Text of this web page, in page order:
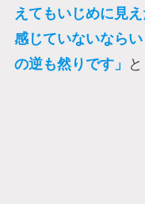
えてもいじめに見
感じていないなら
の逆も然りです」
と